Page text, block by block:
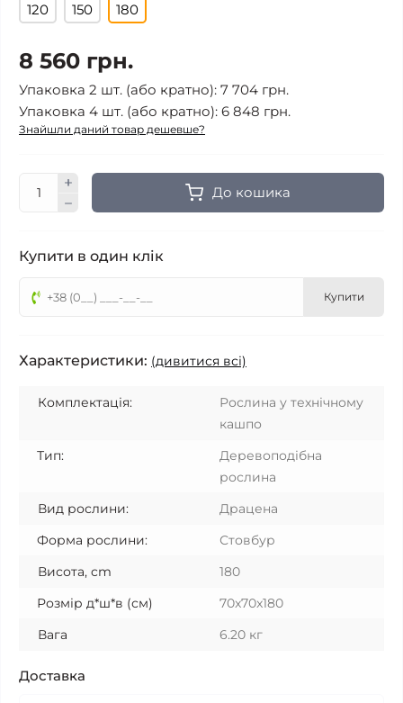
120
150 180
8 560 грн.
Упаковка 2 шт. (або кратно): 7 704 грн.
Упаковка 4 шт. (або кратно): 6 848 грн.
Знайшли даний товар дешевше?
До кошика
Купити в один клік
Купити
Характеристики: (дивитися всі)
Комплектація:
Рослина у технічному
кашпо
Тип:
Деревоподібна
рослина
Вид рослини:
Драцена
Форма рослини:
Стовбур
Висота, cm
180
Розмір д*ш*в (см)
70x70x180
Вага
6.20 кг
Доставка